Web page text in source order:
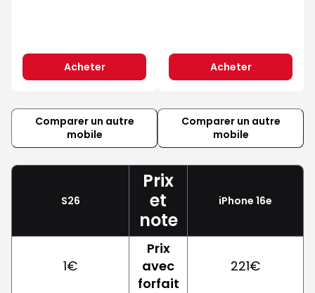
Acheter Acheter
Comparer un autre
mobile
Comparer un autre
mobile
S26
Prix
et
note
iPhone 16e
1€
Prix
avec
forfait
221€